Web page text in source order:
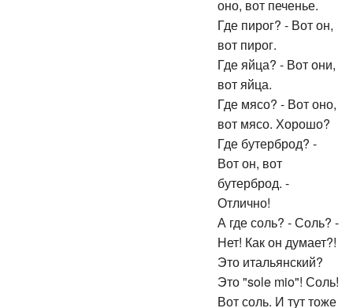
оно, вот печенье.
Где пирог? - Вот он,
вот пирог.
Где яйца? - Вот они,
вот яйца.
Где мясо? - Вот оно,
вот мясо. Хорошо?
Где бутерброд? -
Вот он, вот
бутерброд. -
Отлично!
А где соль? - Соль? -
Нет! Как он думает?!
Это итальянский?
Это "sole mio"! Соль!
Вот соль. И тут тоже